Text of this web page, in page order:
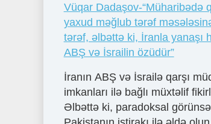
Vüqar Dadaşov-“Müharibədə
yaxud məğlub tərəf
tərəf, əlbəttə ki, İranla yanaşı
ABŞ və İsrailin özüdür”
İranın ABŞ və İsrailə qarşı
imkanları ilə bağlı müxtəlif
Əlbəttə ki, paradoksal